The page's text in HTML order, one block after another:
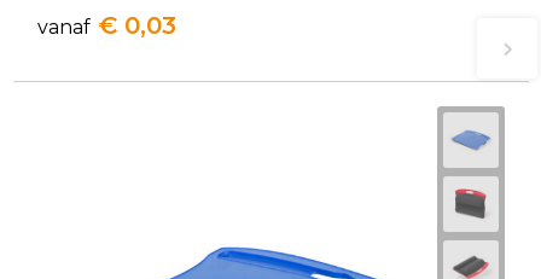
vanaf € 0,03